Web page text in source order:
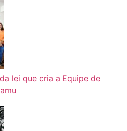
lei que cria a Equipe de